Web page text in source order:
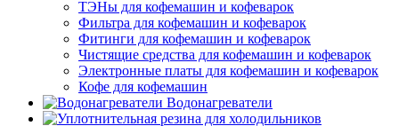
ТЭНы для кофемашин и кофеварок
Фильтра для кофемашин и кофеварок
Фитинги для кофемашин и кофеварок
Чистящие средства для кофемашин и кофеварок
Электронные платы для кофемашин и кофеварок
Кофе для кофемашин
Водонагреватели